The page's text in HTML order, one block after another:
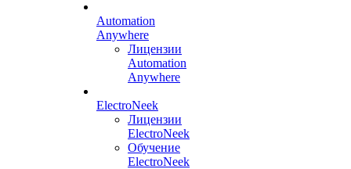
Automation
Anywhere
Лицензии
Automation
Anywhere
ElectroNeek
Лицензии
ElectroNeek
Обучение
ElectroNeek